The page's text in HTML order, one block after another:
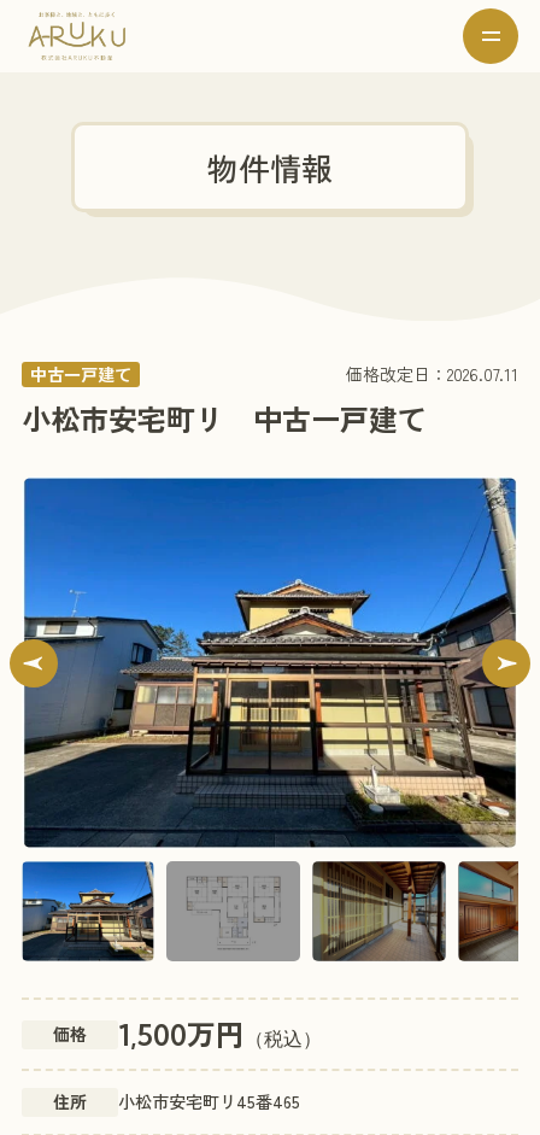
物件情報
中古一戸建て 価格改定日：2026.07.11
小松市安宅町リ 中古一戸建て
価格 1,500万円 （税込）
住所 小松市安宅町リ45番465